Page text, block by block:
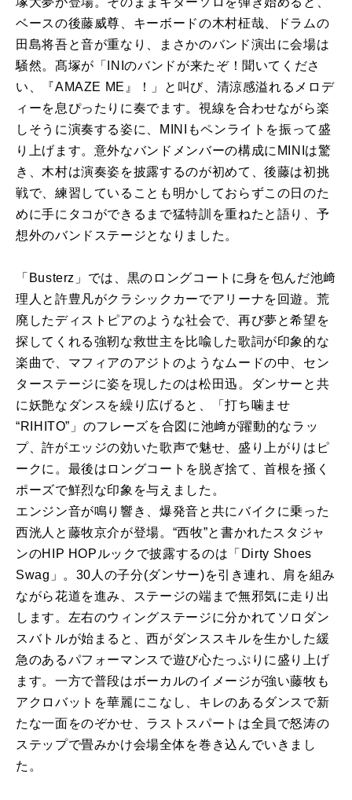
ベースの後藤威尊、キーボードの木村柾哉、ドラムの
田島将吾と音が重なり、まさかのバンド演出に会場は
騒然。髙塚が「INIのバンドが来たぞ！聞いてくださ
い、『AMAZE ME』！」と叫び、清涼感溢れるメロデ
ィーを息ぴったりに奏でます。視線を合わせながら楽
しそうに演奏する姿に、MINIもペンライトを振って盛
り上げます。意外なバンドメンバーの構成にMINIは驚
き、木村は演奏姿を披露するのが初めて、後藤は初挑
戦で、練習していることも明かしておらずこの日のた
めに手にタコができるまで猛特訓を重ねたと語り、予
想外のバンドステージとなりました。
「Busterz」では、黒のロングコートに身を包んだ池﨑
理人と許豊凡がクラシックカーでアリーナを回遊。荒
廃したディストピアのような社会で、再び夢と希望を
探してくれる強靭な救世主を比喩した歌詞が印象的な
楽曲で、マフィアのアジトのようなムードの中、セン
ターステージに姿を現したのは松田迅。ダンサーと共
に妖艶なダンスを繰り広げると、「打ち噛ませ
“RIHITO”」のフレーズを合図に池﨑が躍動的なラッ
プ、許がエッジの効いた歌声で魅せ、盛り上がりはピ
ークに。最後はロングコートを脱ぎ捨て、首根を掻く
ポーズで鮮烈な印象を与えました。
エンジン音が鳴り響き、爆発音と共にバイクに乗った
西洸人と藤牧京介が登場。“西牧”と書かれたスタジャ
ンのHIP HOPルックで披露するのは「Dirty Shoes
Swag」。30人の子分(ダンサー)を引き連れ、肩を組み
ながら花道を進み、ステージの端まで無邪気に走り出
します。左右のウィングステージに分かれてソロダン
スバトルが始まると、西がダンススキルを生かした緩
急のあるパフォーマンスで遊び心たっぷりに盛り上げ
ます。一方で普段はボーカルのイメージが強い藤牧も
アクロバットを華麗にこなし、キレのあるダンスで新
たな一面をのぞかせ、ラストスパートは全員で怒涛の
ステップで畳みかけ会場全体を巻き込んでいきまし
た。